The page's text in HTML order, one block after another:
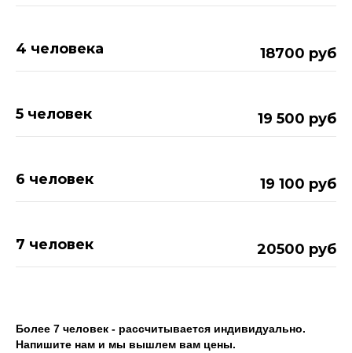
4 человека 18700 руб
5 человек 19 500 руб
6 человек 19 100 руб
7 человек 20500 руб
Более 7 человек - рассчитывается индивидуально.
Напишите нам и мы вышлем вам цены.